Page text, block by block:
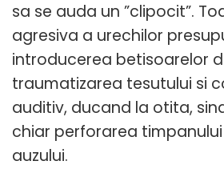
sa se auda un ”clipocit”.
agresiva a urechilor
introducerea betisoarelor
traumatizarea tesutului si
auditiv, ducand la otita,
chiar perforarea
auzului.